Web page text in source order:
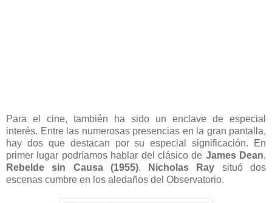
Para el cine, también ha sido un enclave de especial
interés. Entre las numerosas presencias en la gran pantalla,
hay dos que destacan por su especial significación. En
primer lugar podríamos hablar del clásico de James Dean,
Rebelde sin Causa (1955). Nicholas Ray situó dos
escenas cumbre en los aledaños del Observatorio.